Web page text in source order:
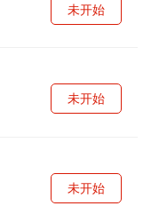
未开始
未开始
未开始